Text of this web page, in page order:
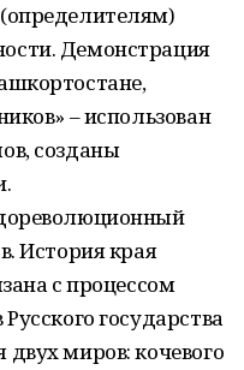
Демонстрация
– использован
созданы
История края
с процессом
государства
миров: кочевого